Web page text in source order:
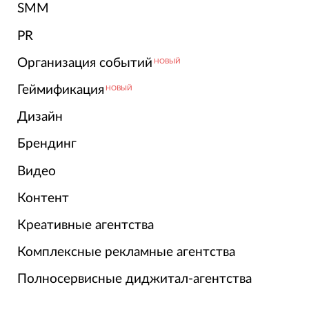
SMM
PR
Организация событий НОВЫЙ
Геймификация НОВЫЙ
Дизайн
Брендинг
Видео
Контент
Креативные агентства
Комплексные рекламные агентства
Полносервисные диджитал-агентства